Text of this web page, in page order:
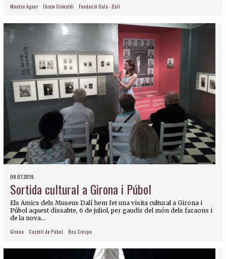
Montse Aguer Fòrum Grimaldi Fundació Gala - Dalí
08.07.2019
Sortida cultural a Girona i Púbol
Els Amics dels Museus Dalí hem fet una visita cultural a Girona i
Púbol aquest dissabte, 6 de juliol, per gaudir del món dels faraons i
de la nova...
Girona Castell de Púbol Bea Crespo